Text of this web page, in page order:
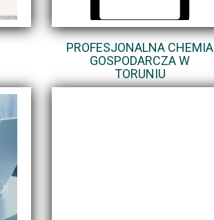
PROFESJONALNA CHEMIA
GOSPODARCZA W
TORUNIU